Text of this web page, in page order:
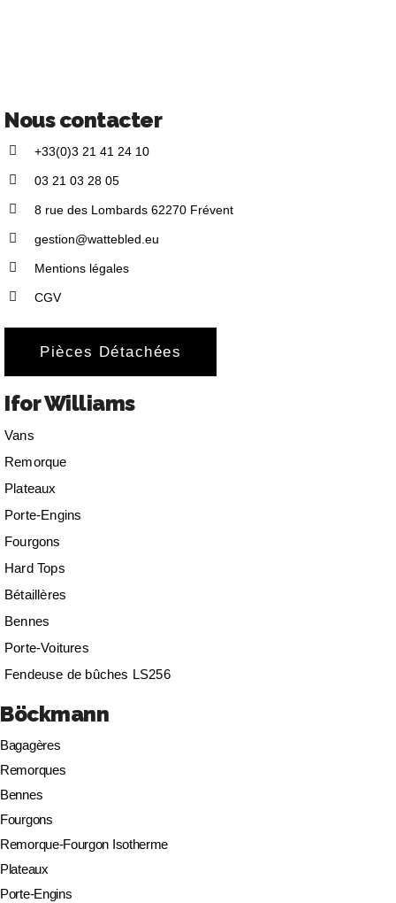
Nous contacter
+33(0)3 21 41 24 10
03 21 03 28 05
8 rue des Lombards 62270 Frévent
gestion@wattebled.eu
Mentions légales
CGV
Pièces Détachées
Ifor Williams
Vans
Remorque
Plateaux
Porte-Engins
Fourgons
Hard Tops
Bétaillères
Bennes
Porte-Voitures
Fendeuse de bûches LS256
Böckmann
Bagagères
Remorques
Bennes
Fourgons
Remorque-Fourgon Isotherme
Plateaux
Porte-Engins